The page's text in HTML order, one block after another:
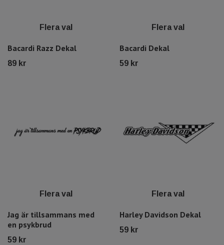
Flera val
Bacardi Razz Dekal
89 kr
Flera val
Bacardi Dekal
59 kr
Flera val
Jag är tillsammans med
en psykbrud
59 kr
Flera val
Harley Davidson Dekal
59 kr